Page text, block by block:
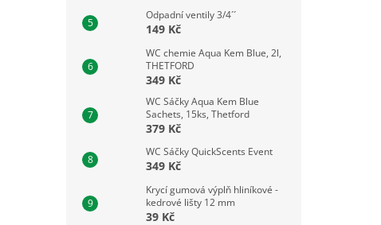
Odpadní ventily 3/4´´
149 Kč
WC chemie Aqua Kem Blue, 2l,
THETFORD
349 Kč
WC Sáčky Aqua Kem Blue
Sachets, 15ks, Thetford
379 Kč
WC Sáčky QuickScents Event
349 Kč
Krycí gumová výplň hliníkové -
kedrové lišty 12 mm
39 Kč